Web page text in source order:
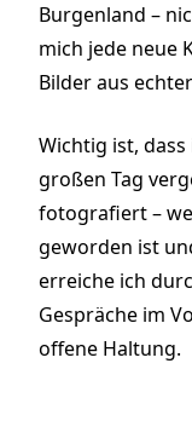
Burgenland –
mich jede neue
Bilder aus
Wichtig ist,
großen Tag
fotografiert –
geworden ist
erreiche ich
Gespräche im
offene Haltung.